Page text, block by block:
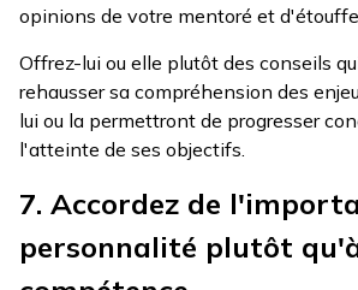
opinions de votre mentoré et
Offrez-lui ou elle plutôt des conseils
rehausser sa compréhension des
lui ou la permettront de progresser
l'atteinte de ses objectifs.
7. Accordez de
personnalité plutôt